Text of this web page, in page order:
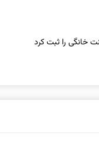
خانگی را ثبت کرد